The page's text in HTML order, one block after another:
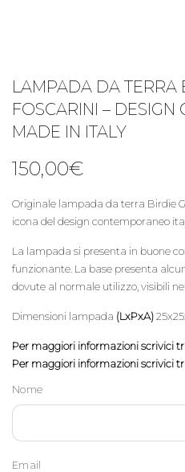
LAMPADA DA TERRA
FOSCARINI –
MADE IN ITALY
150,00€
Originale lampada da terra Birdie
icona del design contemporaneo
La lampada si presenta in buone
funzionante. La base presenta
dovute al normale utilizzo, visibili
Dimensioni lampada (LxPxA)
Per maggiori informazioni scrivici
Per maggiori informazioni scrivici
Nome
Email